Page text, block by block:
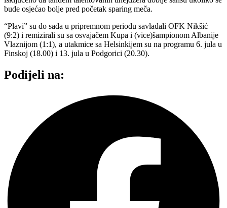
bude osjećao bolje pred početak sparing meča.
“Plavi” su do sada u pripremnom periodu savladali OFK Nikšić
(9:2) i remizirali su sa osvajačem Kupa i (vice)šampionom Albanije
Vlaznijom (1:1), a utakmice sa Helsinkijem su na programu 6. jula u
Finskoj (18.00) i 13. jula u Podgorici (20.30).
Podijeli na: